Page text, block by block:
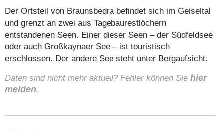
Der Ortsteil von Braunsbedra befindet sich im Geiseltal
und grenzt an zwei aus Tagebaurestlöchern
entstandenen Seen. Einer dieser Seen – der Südfeldsee
oder auch Großkaynaer See – ist touristisch
erschlossen. Der andere See steht unter Bergaufsicht.
Daten sind nicht mehr aktuell? Fehler können Sie hier
melden.